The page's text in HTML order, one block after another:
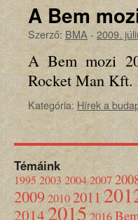
A Bem
Szerző: BMA -2009.
A Bem mozi
Rocket Man Kft.
Kategória: Hírek a
Témáink
1995 2003 20042007
200920102011
2014 20152016